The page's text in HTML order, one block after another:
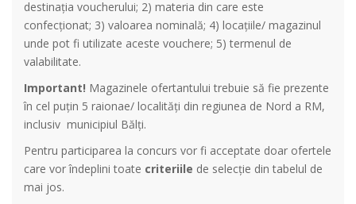
destinația voucherului; 2) materia din care este
confecționat; 3) valoarea nominală; 4) locațiile/ magazinul
unde pot fi utilizate aceste vouchere; 5) termenul de
valabilitate.
Important! Magazinele ofertantului trebuie să fie prezente
în cel puțin 5 raionae/ localități din regiunea de Nord a RM,
inclusiv municipiul Bălți.
Pentru participarea la concurs vor fi acceptate doar ofertele
care vor îndeplini toate criteriile de selecție din tabelul de
mai jos.